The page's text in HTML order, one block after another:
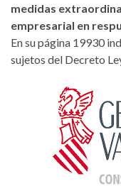
medidas
empresarial en
En su página 19930
sujetos del Decreto